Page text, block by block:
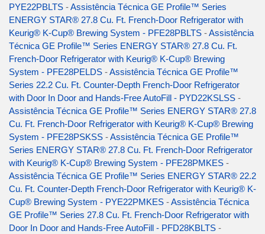
PYE22PBLTS -Assistência Técnica GE Profile™ Series
ENERGY STAR® 27.8 Cu. Ft. French-Door Refrigerator with
Keurig® K-Cup® Brewing System - PFE28PBLTS -Assistência
Técnica GE Profile™ Series ENERGY STAR® 27.8 Cu. Ft.
French-Door Refrigerator with Keurig® K-Cup® Brewing
System - PFE28PELDS -Assistência Técnica GE Profile™
Series 22.2 Cu. Ft. Counter-Depth French-Door Refrigerator
with Door In Door and Hands-Free AutoFill - PYD22KSLSS -
Assistência Técnica GE Profile™ Series ENERGY STAR® 27.8
Cu. Ft. French-Door Refrigerator with Keurig® K-Cup® Brewing
System - PFE28PSKSS -Assistência Técnica GE Profile™
Series ENERGY STAR® 27.8 Cu. Ft. French-Door Refrigerator
with Keurig® K-Cup® Brewing System - PFE28PMKES -
Assistência Técnica GE Profile™ Series ENERGY STAR® 22.2
Cu. Ft. Counter-Depth French-Door Refrigerator with Keurig® K-
Cup® Brewing System - PYE22PMKES -Assistência Técnica
GE Profile™ Series 27.8 Cu. Ft. French-Door Refrigerator with
Door In Door and Hands-Free AutoFill - PFD28KBLTS -